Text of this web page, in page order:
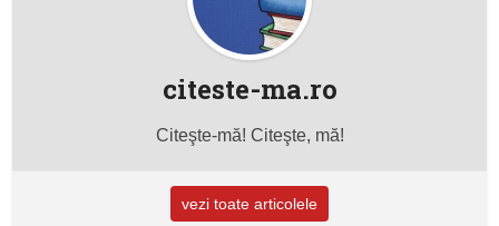
citeste-ma.ro
Citeşte-mă! Citeşte, mă!
vezi toate articolele